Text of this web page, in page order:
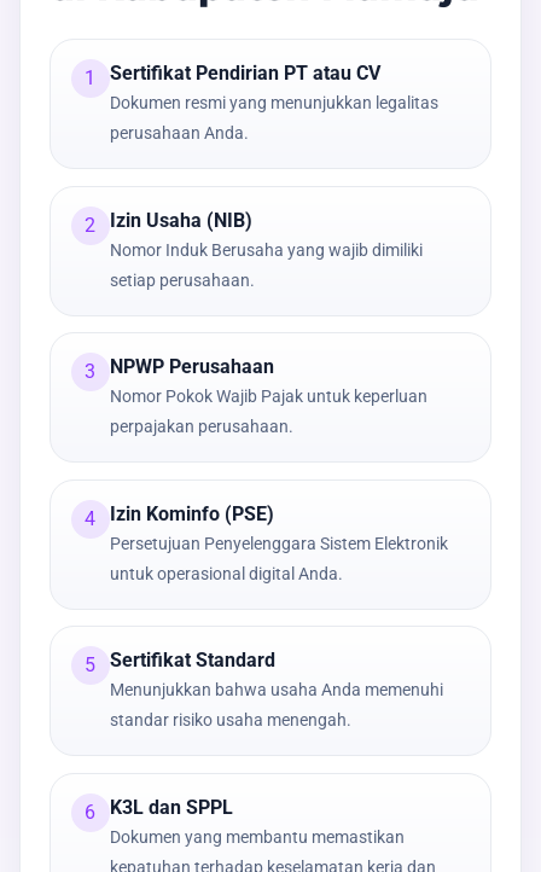
1 Sertifikat Pendirian PT atau CV
Dokumen resmi yang menunjukkan legalitas
perusahaan Anda.
2 Izin Usaha (NIB)
Nomor Induk Berusaha yang wajib dimiliki
setiap perusahaan.
3 NPWP Perusahaan
Nomor Pokok Wajib Pajak untuk keperluan
perpajakan perusahaan.
4 Izin Kominfo (PSE)
Persetujuan Penyelenggara Sistem Elektronik
untuk operasional digital Anda.
5 Sertifikat Standard
Menunjukkan bahwa usaha Anda memenuhi
standar risiko usaha menengah.
6 K3L dan SPPL
Dokumen yang membantu memastikan
kepatuhan terhadap keselamatan kerja dan